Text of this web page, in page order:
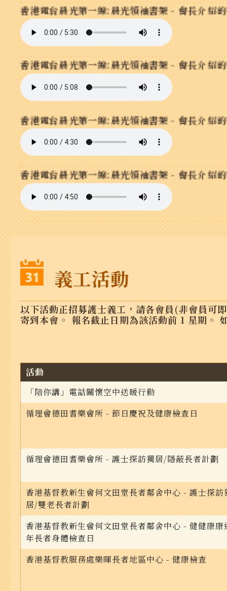
香港電台晨光第一線:晨光領袖書架 - 會長介紹
香港電台晨光第一線:晨光領袖書架 - 會長介紹
香港電台晨光第一線:晨光領袖書架 - 會長介
香港電台晨光第一線:晨光領袖書架 - 會長介
義工活動
以下活動正招募護士義工，請各會員(非會員可
寄到本會。 報名截止日期為該活動前 1 星期。
活動
「陪你講」電話關懷空中送暖行動
循理會德田耆樂會所 - 節日慶祝及健康檢查日
循理會德田耆樂會所 - 護士探訪獨居/隱蔽長者計劃
香港基督教新生會何文田堂長者鄰舍中心 - 護士探訪
居/雙老長者計劃
香港基督教新生會何文田堂長者鄰舍中心 - 健健康康
年長者身體檢查日
香港基督教服務處樂暉長者地區中心 - 健康檢查